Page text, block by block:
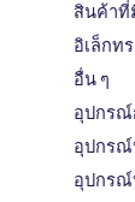
สินค้าที่
อิเล็กท
อื่น ๆ
อุปกรณ์
อุปกรณ์
อุปกรณ์